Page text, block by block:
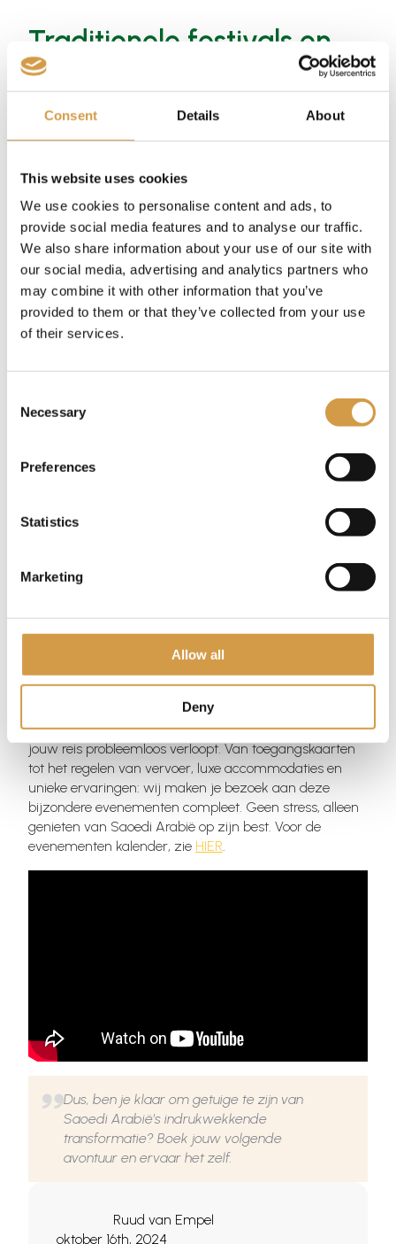
Consent Details About
This website uses cookies
We use cookies to personalise content and ads, to
provide social media features and to analyse our traffic.
We also share information about your use of our site with
our social media, advertising and analytics partners who
may combine it with other information that you’ve
provided to them or that they’ve collected from your use
of their services.
Selection
Necessary
Preferences
Statistics
Marketing
Allow all
Deny
Traditionele festivals en
culturele evenementen
Naast moderne evenementen biedt Saoedi Arabië ook
een authentieke ervaring met traditionele feesten, zoals
het koninkrijk met dans, poëzie, kunst en ambachten.
De balans tussen oud en nieuw maakt het land zo
uniek – en wij helpen je om beide werelden te beleven.
Waarom de Saoedi Arabië
Met jarenlange ervaring en een netwerk van exclusieve
partners zorgt de Saoedi Arabië Specialist ervoor dat
jouw reis probleemloos verloopt. Van toegangskaarten
tot het regelen van vervoer, luxe accommodaties en
unieke ervaringen: wij maken je bezoek aan deze
bijzondere evenementen compleet. Geen stress, alleen
genieten van Saoedi Arabië op zijn best. Voor de
evenementen kalender, zie HIER
Dus, ben je klaar om getuige te zijn van
Saoedi Arabië’s indrukwekkende
transformatie? Boek jouw volgende
avontuur en ervaar het zelf.
Ruud van Empel
oktober 16th, 2024